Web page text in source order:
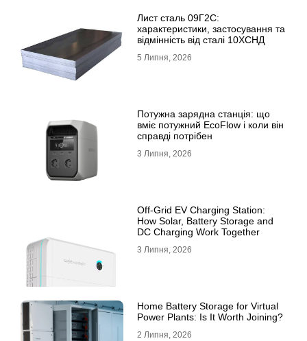
Лист сталь 09Г2С:
характеристики, застосування та
відмінність від сталі 10ХСНД
5 Липня, 2026
Потужна зарядна станція: що
вміє потужний EcoFlow і коли він
справді потрібен
3 Липня, 2026
Off-Grid EV Charging Station:
How Solar, Battery Storage and
DC Charging Work Together
3 Липня, 2026
Home Battery Storage for Virtual
Power Plants: Is It Worth Joining?
2 Липня, 2026